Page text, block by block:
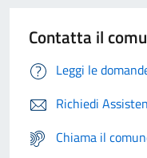
Contatta il
Leggi le
Richiedi
Chiama il